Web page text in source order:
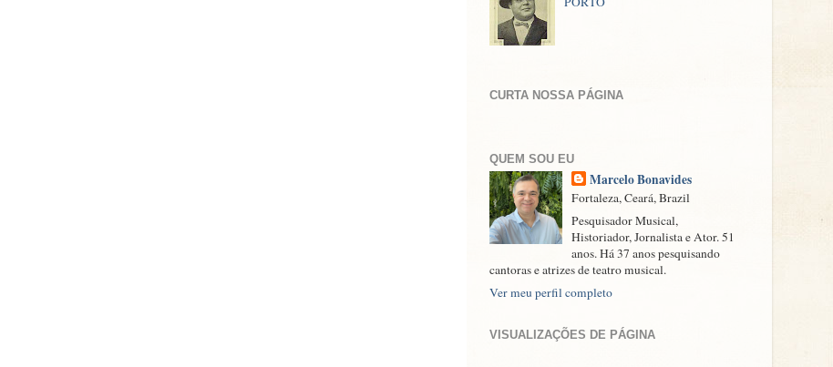
CURTA NOSSA PÁGINA
QUEM SOU EU
Marcelo Bonavides
Fortaleza, Ceará, Brazil
Pesquisador Musical,
Historiador, Jornalista e Ator. 51
anos. Há 37 anos pesquisando
cantoras e atrizes de teatro musical.
Ver meu perfil completo
VISUALIZAÇÕES DE PÁGINA